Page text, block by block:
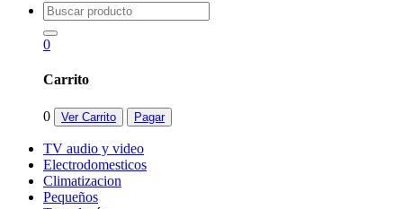
0
Carrito
0 Ver Carrito Pagar
TV audio y video
Electrodomesticos
Climatizacion
Pequeños